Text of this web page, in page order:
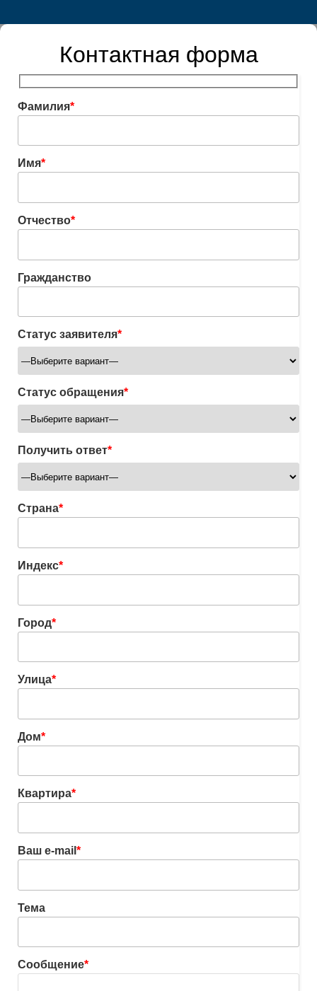
Контактная форма
Фамилия*
Имя*
Отчество*
Гражданство
Статус заявителя*
Статус обращения*
Получить ответ*
Страна*
Индекс*
Город*
Улица*
Дом*
Квартира*
Ваш e-mail *
Тема
Сообщение*